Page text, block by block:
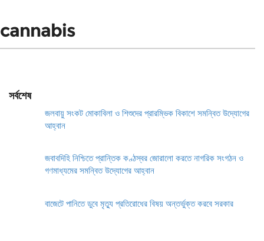
cannabis
সর্বশেষ
জলবায়ু সংকট মোকাবিলা ও শিশুদের প্রারম্ভিক বিকাশে সমন্বিত উদ্যোগের
আহ্বান
জবাবদিহি নিশ্চিতে প্রান্তিক কণ্ঠস্বর জোরালো করতে নাগরিক সংগঠন ও
গণমাধ্যমের সমন্বিত উদ্যোগের আহ্বান
বাজেটে পানিতে ডুবে মৃত্যু প্রতিরোধের বিষয় অন্তর্ভুক্ত করবে সরকার